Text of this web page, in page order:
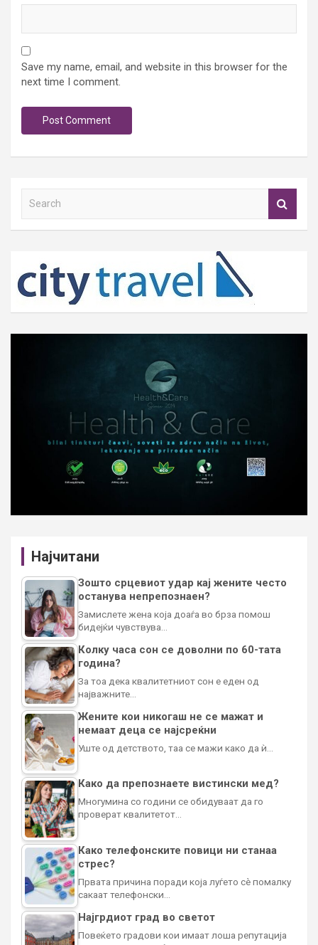
Save my name, email, and website in this browser for the
next time I comment.
h
Најчитани
Зошто срцевиот удар кај жените често
останува непрепознаен?
Замислете жена која доаѓа во брза помош
бидејќи чувствува…
Колку часа сон се доволни по 60-тата
година?
За тоа дека квалитетниот сон е еден од
најважните…
Жените кои никогаш не се мажат и
немаат деца се најсреќни
Уште од детството, таа се мажи како да ѝ…
Како да препознаете вистински мед?
Многумина со години се обидуваат да го
проверат квалитетот…
Како телефонските повици ни станаа
стрес?
Првата причина поради која луѓето сè помалку
сакаат телефонски…
Најгрдиот град во светот
Повеќето градови кои имаат лоша репутација